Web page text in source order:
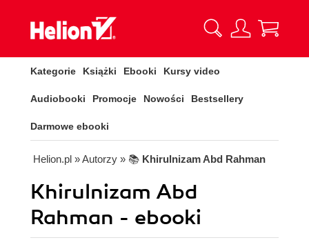
Kategorie Książki Ebooki Kursy video
Audiobooki Promocje Nowości Bestsellery
Darmowe ebooki
Helion.pl » Autorzy » 📚 Khirulnizam Abd Rahman
Khirulnizam Abd
Rahman - ebooki